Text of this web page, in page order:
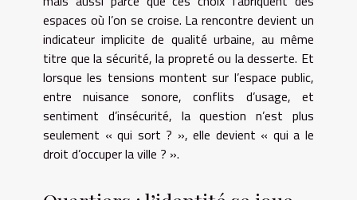
espaces où l’on se croise. La rencontre devient un
indicateur implicite de qualité urbaine, au même
titre que la sécurité, la propreté ou la desserte. Et
lorsque les tensions montent sur l’espace public,
entre nuisance sonore, conflits d’usage, et
sentiment d’insécurité, la question n’est plus
seulement « qui sort ? », elle devient « qui a le
droit d’occuper la ville ? ».